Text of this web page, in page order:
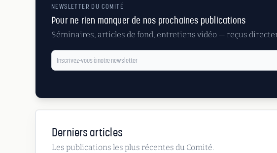
NEWSLETTER DU COMITÉ
Pour ne rien manquer de nos prochaines publications
Séminaires, articles de fond, entretiens vidéo — reçus
Derniers articles
Les publications les plus récentes du Comité.